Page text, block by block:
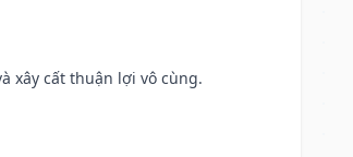
xây cất thuận lợi vô cùng.